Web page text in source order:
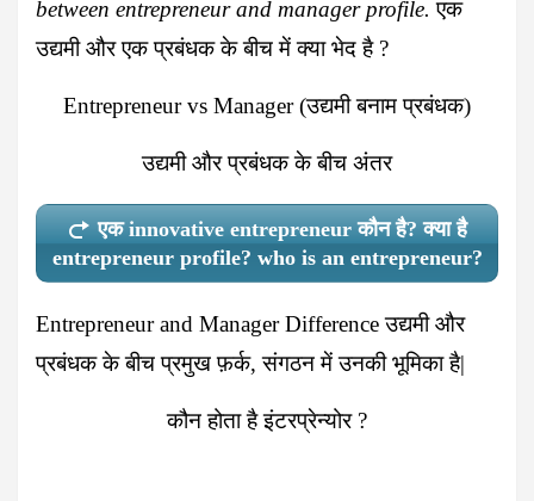
between entrepreneur and manager profile. एक
उद्यमी और एक प्रबंधक के बीच में क्या भेद है ?
Entrepreneur vs Manager (उद्यमी बनाम प्रबंधक)
उद्यमी और प्रबंधक के बीच अंतर
एक innovative entrepreneur कौन है? क्या है
entrepreneur profile? who is an entrepreneur?
Entrepreneur and Manager Difference उद्यमी और
प्रबंधक के बीच प्रमुख फ़र्क, संगठन में उनकी भूमिका है|
कौन होता है इंटरप्रेन्योर ?